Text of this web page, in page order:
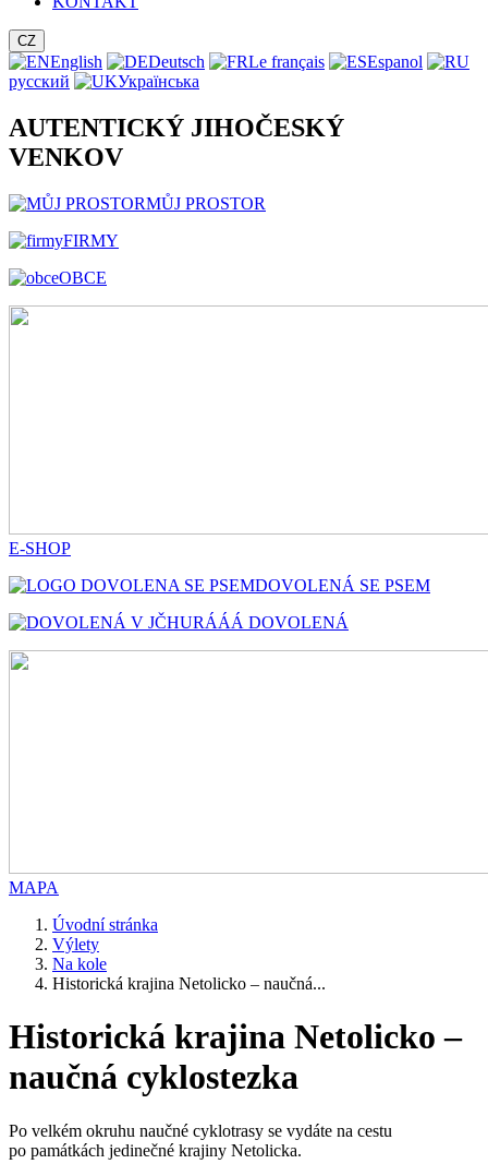
CZ
English Deutsch Le français
Espanol
русский
Українська
AUTENTICKÝ JIHOČESKÝ
VENKOV
MŮJ PROSTOR
FIRMY
OBCE
E-SHOP
DOVOLENÁ SE PSEM
HURÁÁÁ DOVOLENÁ
MAPA
Úvodní stránka
Výlety
Na kole
Historická krajina Netolicko – naučná...
Historická krajina Netolicko –
naučná cyklostezka
Po velkém okruhu naučné cyklotrasy se vydáte na cestu
po památkách jedinečné krajiny Netolicka.